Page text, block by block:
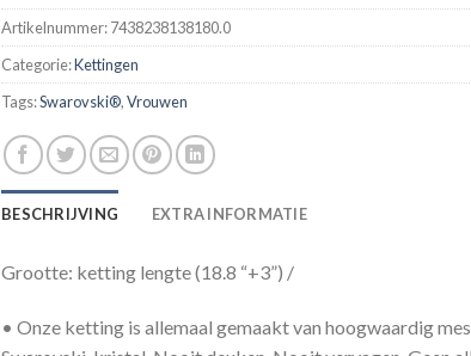
Artikelnummer:7438238138180.0
Categorie:Kettingen
Tags:Swarovski®,Vrouwen
BESCHRIJVING EXTRA INFORMATIE
Grootte: ketting lengte (18.8 “+3”) /
• Onze ketting is allemaal gemaakt van hoogwaardig